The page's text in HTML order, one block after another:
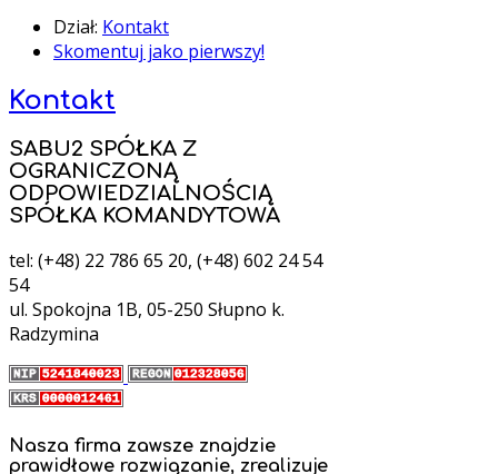
Dział: Kontakt
Skomentuj jako pierwszy!
Kontakt
SABU2 SPÓŁKA Z
OGRANICZONĄ
ODPOWIEDZIALNOŚCIĄ
SPÓŁKA KOMANDYTOWA
tel: (+48) 22 786 65 20, (+48) 602 24 54
54
ul. Spokojna 1B, 05-250 Słupno k.
Radzymina
Nasza firma zawsze znajdzie
prawidłowe rozwiązanie, zrealizuje